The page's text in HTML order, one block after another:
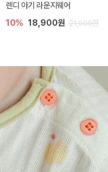
렌디 아기 라운지웨어
10% 18,900원 21,000원